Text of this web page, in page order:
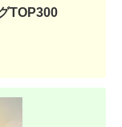
TOP300